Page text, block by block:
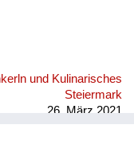
und Kulinarisches
Steiermark
26. März 2021